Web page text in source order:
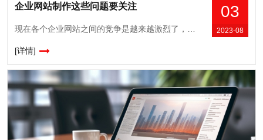
03
2023-08
企业网站制作这些问题要关注
[详情]